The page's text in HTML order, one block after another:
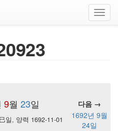
9월 23일
다음 →
일, 양력 1692-11-01
1692년 9월
24일